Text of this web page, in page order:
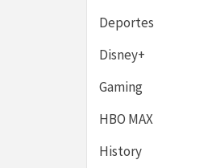
Deportes
Disney+
Gaming
HBO MAX
History